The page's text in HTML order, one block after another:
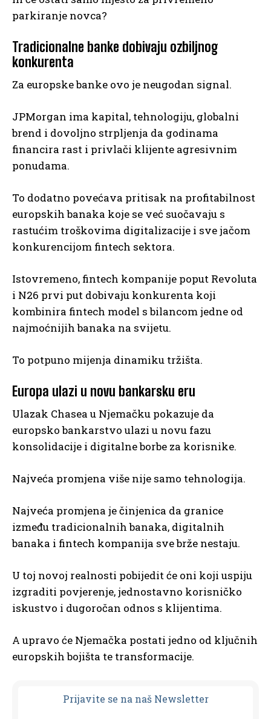
parkiranje novca?
Tradicionalne banke dobivaju ozbiljnog
konkurenta
Za europske banke ovo je neugodan signal.
JPMorgan ima kapital, tehnologiju, globalni
brend i dovoljno strpljenja da godinama
financira rast i privlači klijente agresivnim
ponudama.
To dodatno povećava pritisak na profitabilnost
europskih banaka koje se već suočavaju s
rastućim troškovima digitalizacije i sve jačom
konkurencijom fintech sektora.
Istovremeno, fintech kompanije poput Revoluta
i N26 prvi put dobivaju konkurenta koji
kombinira fintech model s bilancom jedne od
najmoćnijih banaka na svijetu.
To potpuno mijenja dinamiku tržišta.
Europa ulazi u novu bankarsku eru
Ulazak Chasea u Njemačku pokazuje da
europsko bankarstvo ulazi u novu fazu
konsolidacije i digitalne borbe za korisnike.
Najveća promjena više nije samo tehnologija.
Najveća promjena je činjenica da granice
između tradicionalnih banaka, digitalnih
banaka i fintech kompanija sve brže nestaju.
U toj novoj realnosti pobijedit će oni koji uspiju
izgraditi povjerenje, jednostavno korisničko
iskustvo i dugoročan odnos s klijentima.
A upravo će Njemačka postati jedno od ključnih
europskih bojišta te transformacije.
Prijavite se na naš Newsletter